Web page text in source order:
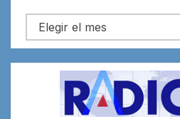
Archivos